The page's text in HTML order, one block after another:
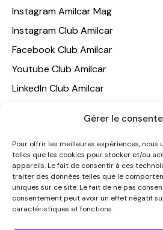
Gérer le
Pour offrir les meilleures expériences, nous
telles que les cookies pour stocker et/ou
appareils. Le fait de consentir à ces
traiter des données telles que le
uniques sur ce site. Le fait de ne pas
consentement peut avoir un effet négatif
caractéristiques et fonctions.
Instagram Amilcar Mag
Instagram Club Amilcar
Facebook Club Amilcar
Youtube Club Amilcar
LinkedIn Club Amilcar
NOTRE GROUPE
ACCUEIL
AMILCAR TRAVEL CLUB
CLUB AMILCAR, Club d'affaires
AGENCE MEDIANE
CONTACT